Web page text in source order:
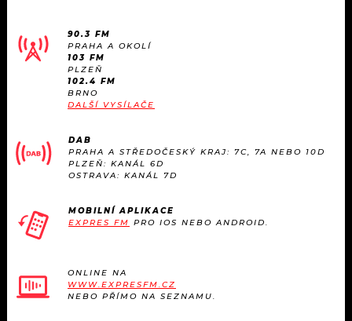
90.3 FM
PRAHA A OKOLÍ
103 FM
PLZEŇ
102.4 FM
BRNO
DALŠÍ VYSÍLAČE
DAB
PRAHA A STŘEDOČESKÝ KRAJ: 7C, 7A NEBO 10D
PLZEŇ: KANÁL 6D
OSTRAVA: KANÁL 7D
MOBILNÍ APLIKACE
EXPRES FM PRO IOS NEBO ANDROID.
ONLINE NA
WWW.EXPRESFM.CZ
NEBO PŘÍMO NA SEZNAMU.